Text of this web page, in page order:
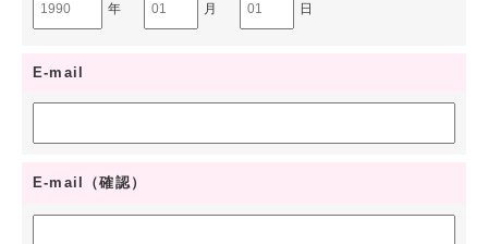
よくある質問
会社概要
年 月 日
E-mail
E-mail（確認）